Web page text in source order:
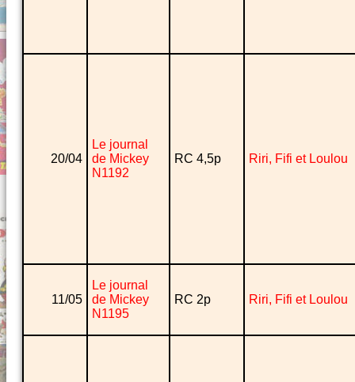
20/04
Le journal
de Mickey
N1192
RC 4,5p Riri, Fifi et Loulou
11/05
Le journal
de Mickey
N1195
RC 2p Riri, Fifi et Loulou